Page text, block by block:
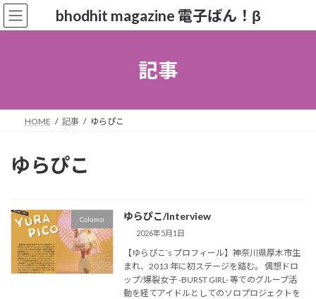
コ
ン
ナ
ビ
bhodhit magazine 電子ばん！β
記事
HOME 記事 ゆらぴこ
ゆらぴこ
Column ゆらぴこ/Interview
2026年5月1日
【ゆらぴこ’s プロフィール】神奈川県厚木市生
まれ、2013 年に初ステージを踏む。 偶想ドロ
ップ/爆裂女子 -BURST GIRL- 等でのグループ活
動を経てアイドルとしてのソロプロジェクトを